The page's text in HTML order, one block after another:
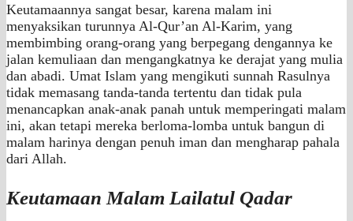
Keutamaannya sangat besar, karena malam ini
menyaksikan turunnya Al-Qur’an Al-Karim, yang
membimbing orang-orang yang berpegang dengannya ke
jalan kemuliaan dan mengangkatnya ke derajat yang mulia
dan abadi. Umat Islam yang mengikuti sunnah Rasulnya
tidak memasang tanda-tanda tertentu dan tidak pula
menancapkan anak-anak panah untuk memperingati malam
ini, akan tetapi mereka berloma-lomba untuk bangun di
malam harinya dengan penuh iman dan mengharap pahala
dari Allah.
Keutamaan Malam Lailatul Qadar